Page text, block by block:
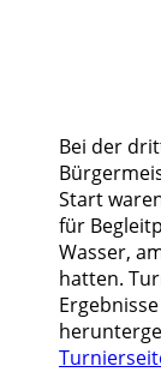
Bei der
Start
für
Wasser,
hatten.